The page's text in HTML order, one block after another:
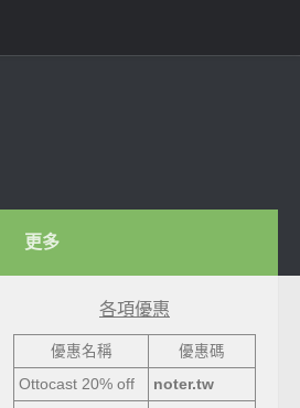
更多
各項優惠
優惠名稱
優惠碼
Ottocast 20% off
noter.tw